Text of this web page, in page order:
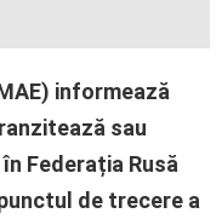
informează
sau
Federația Rusă
de trecere a